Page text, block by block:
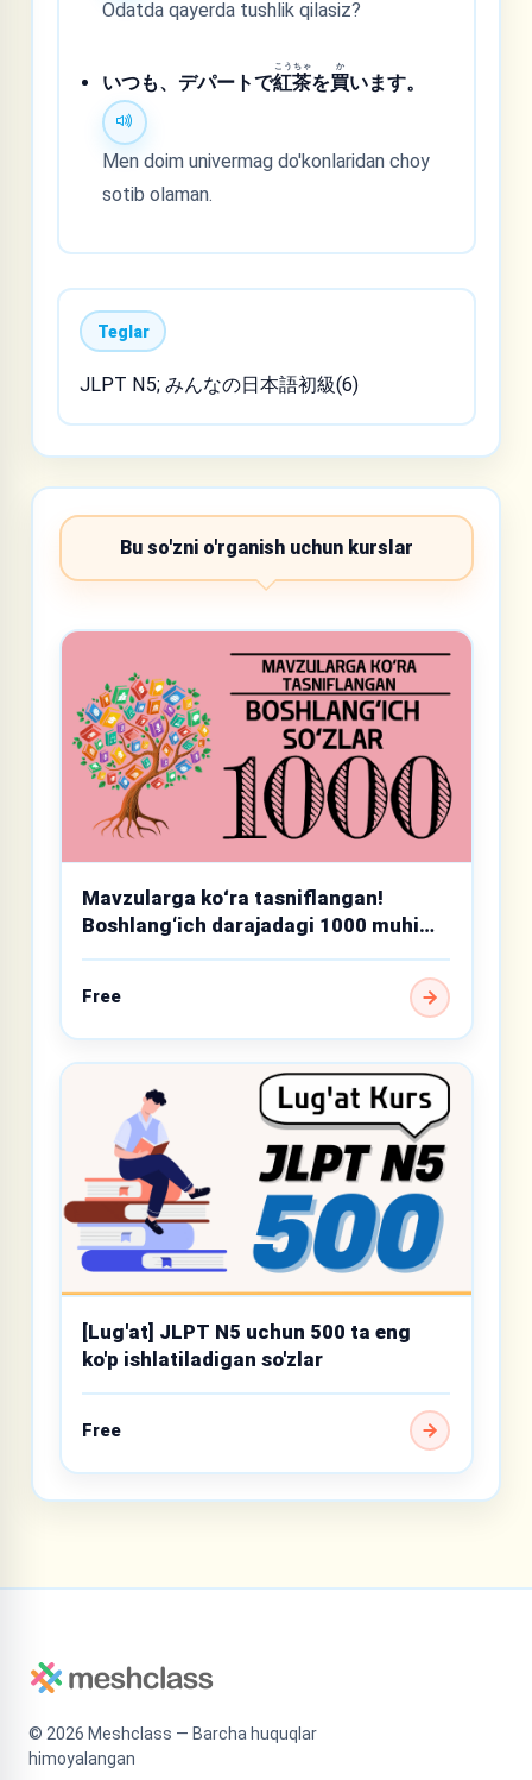
Odatda qayerda tushlik qilasiz?
いつも、デパートで紅
こう
茶
ちゃ
を買
か
います。
Men doim univermag do'konlaridan choy
sotib olaman.
Teglar
JLPT N5; みんなの日本語初級(6)
Bu so'zni o'rganish uchun kurslar
Mavzularga koʻra tasniflangan!
Boshlang‘ich darajadagi 1000 muhim
so‘z
Free
[Lug'at] JLPT N5 uchun 500 ta eng
ko'p ishlatiladigan so'zlar
Free
© 2026 Meshclass — Barcha huquqlar
himoyalangan